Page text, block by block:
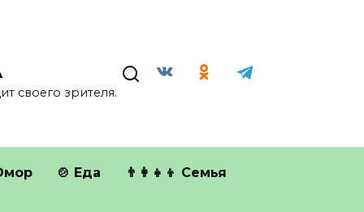
своего зрителя.
🍲 Еда 👨‍👩‍👧‍👦 Семья